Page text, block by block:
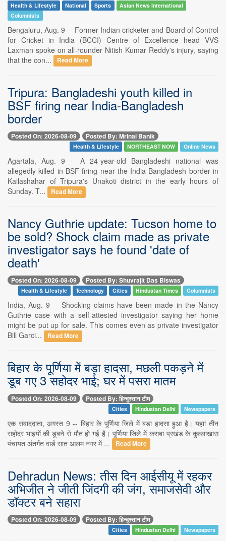
Health & Lifestyle National Sports
Asian News International
Columnists
Bengaluru, Aug. 9 -- Former Indian cricketer and Board of Control
for Cricket in India (BCCI) Centre of Excellence head VVS
Laxman spoke on all-rounder Nitish Kumar Reddy's injury, saying
that the con...
Read More
Tripura: Bangladeshi youth killed in
BSF firing near India-Bangladesh
border
Posted On: 2026-08-09 Posted By: Mrinal Banik
Health & Lifestyle NORTHEAST NOW Online News
Agartala, Aug. 9 -- A 24-year-old Bangladeshi national was
allegedly killed in BSF firing near the India-Bangladesh border in
Kailashahar of Tripura's Unakoti district in the early hours of
Sunday. T...
Read More
Nancy Guthrie update: Tucson home to
be sold? Shock claim made as private
investigator says he found 'date of
death'
Posted On: 2026-08-09 Posted By: Shuvrajit Das Biswas
Health & Lifestyle Technology Cities Hindustan Times Columnists
India, Aug. 9 -- Shocking claims have been made in the Nancy
Guthrie case with a self-attested investigator saying her home
might be put up for sale. This comes even as private investigator
Bill Garci...
Read More
बिहार के पूर्णिया में बड़ा हादसा, मछली पकड़ने में
डूब गए 3 सहोदर भाई; घर में पसरा मातम
Posted On: 2026-08-09 Posted By: हिन्दुस्तान टीम
Cities Hindustan Delhi Newspapers
एक संवाददाता, अगस्त 9 -- बिहार के पूर्णिया जिले में बड़ा हादसा हुआ है। यहाां तीन
सहोदर भाइयों की डूबने से मौत हो गई है। पूर्णिया जिले में कसबा प्रखंड के कुल्लाखास
पंचायत अंतर्गत वार्ड सात आलम नगर में ...
Read More
Dehradun News: तीस दिन आईसीयू में रहकर
अभिजीत ने जीती जिंदगी की जंग, समाजसेवी और
डॉक्टर बने सहारा
Posted On: 2026-08-09 Posted By: हिन्दुस्तान टीम
Cities Hindustan Delhi Newspapers